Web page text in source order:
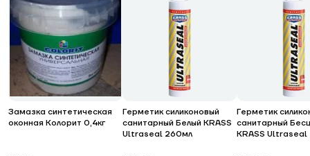
Замазка синтетическая
оконная Колорит 0,4кг
Герметик силиконовый
санитарный Белый KRASS
Ultraseal 260мл
Герметик
санитарный
KRASS